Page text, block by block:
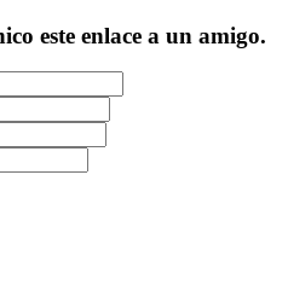
este enlace a un amigo.